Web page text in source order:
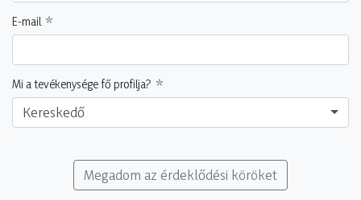
E-mail
Mi a tevékenysége fő profilja?
Kereskedő
Megadom az érdeklődési köröket